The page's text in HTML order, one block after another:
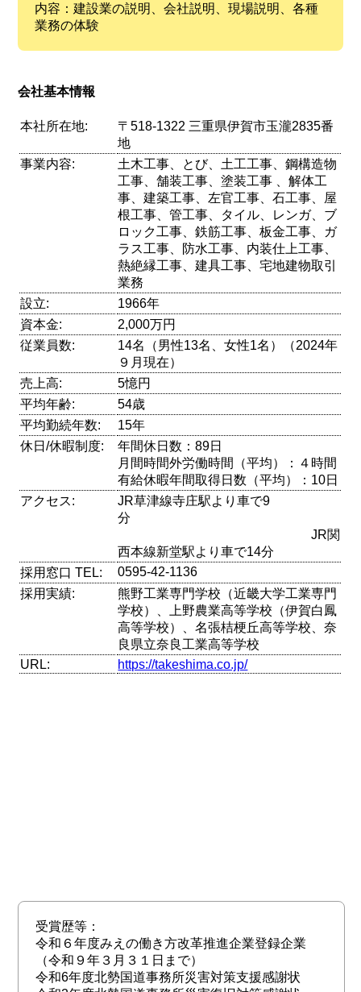
内容：建設業の説明、会社説明、現場説明、各種
業務の体験
会社基本情報
本社所在地:
〒518-1322 三重県伊賀市玉瀧2835番
地
事業内容:
土木工事、とび、土工工事、鋼構造物
工事、舗装工事、塗装工事 、解体工
事、建築工事、左官工事、石工事、屋
根工事、管工事、タイル、レンガ、ブ
ロック工事、鉄筋工事、板金工事、ガ
ラス工事、防水工事、内装仕上工事、
熱絶縁工事、建具工事、宅地建物取引
業務
設立:
1966年
資本金:
2,000万円
従業員数:
14名（男性13名、女性1名）（2024年
９月現在）
売上高:
5憶円
平均年齢:
54歳
平均勤続年数:
15年
休日/休暇制度:
年間休日数：89日
月間時間外労働時間（平均）：４時間
有給休暇年間取得日数（平均）：10日
アクセス:
JR草津線寺庄駅より車で9
分
JR関
西本線新堂駅より車で14分
採用窓口 TEL:
0595-42-1136
採用実績:
熊野工業専門学校（近畿大学工業専門
学校）、上野農業高等学校（伊賀白鳳
高等学校）、名張桔梗丘高等学校、奈
良県立奈良工業高等学校
URL:
https://takeshima.co.jp/
受賞歴等：
令和６年度みえの働き方改革推進企業登録企業
（令和９年３月３１日まで）
令和6年度北勢国道事務所災害対策支援感謝状